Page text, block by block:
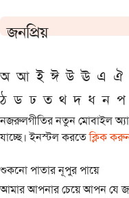
জনপ্রিয়
অ আ ই ঈ উ ঊ এ ঐ
ঠ ড ঢ ত থ দ ধ ন প
নজরুলগীতির নতুন মোবাইল
যাচ্ছে। ইনস্টল করতেক্লিক
শুকনো পাতার নূপুর পায়ে
আমার আপনার চেয়ে আপন যে